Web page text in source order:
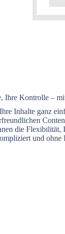
Ihre Kontrolle –
Inhalte ganz
die Flexibilität,
und ohne